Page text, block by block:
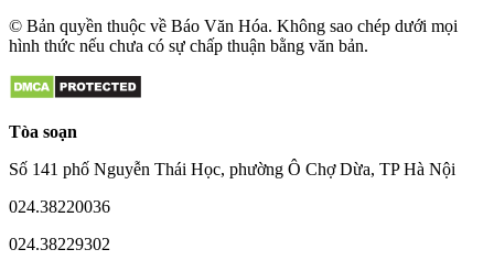
© Bản quyền thuộc về Báo Văn Hóa. Không sao chép dưới mọi
hình thức nếu chưa có sự chấp thuận bằng văn bản.
Tòa soạn
Số 141 phố Nguyễn Thái Học, phường Ô Chợ Dừa, TP Hà Nội
024.38220036
024.38229302